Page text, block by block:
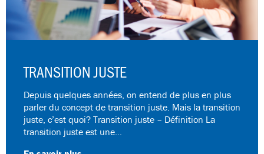
TRANSITION JUSTE
Depuis quelques années, on entend de plus en plus
parler du concept de transition juste. Mais la transition
juste, c’est quoi? Transition juste – Définition La
transition juste est une…